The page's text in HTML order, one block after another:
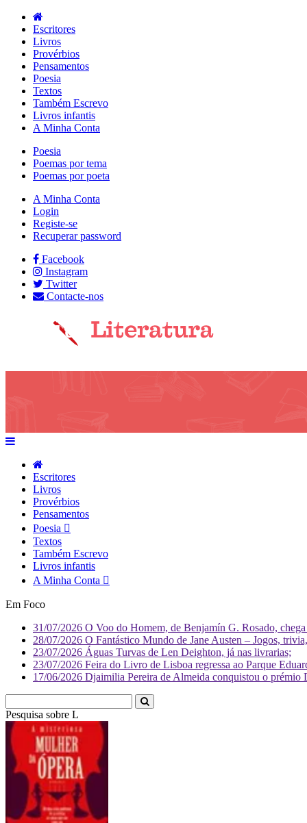
Escritores
Livros
Provérbios
Pensamentos
Poesia
Textos
Também Escrevo
Livros infantis
A Minha Conta
Poesia
Poemas por tema
Poemas por poeta
A Minha Conta
Login
Registe-se
Recuperar password
Facebook
Instagram
Twitter
Contacte-nos
Escritores
Livros
Provérbios
Pensamentos
Poesia
Textos
Também Escrevo
Livros infantis
A Minha Conta
Em Foco
31/07/2026 O Voo do Homem, de Benjamín G. Rosado,
28/07/2026 O Fantástico Mundo de Jane Austen – Jogos,
23/07/2026 Águas Turvas de Len Deighton, já nas livrarias;
23/07/2026 Feira do Livro de Lisboa regressa ao Parque
17/06/2026 Djaimilia Pereira de Almeida conquistou o
Pesquisa sobre Literatura